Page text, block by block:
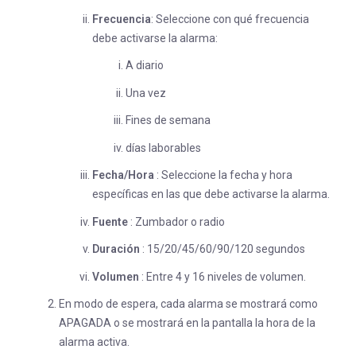
Frecuencia: Seleccione con qué frecuencia
debe activarse la alarma:
A diario
Una vez
Fines de semana
días laborables
Fecha/Hora : Seleccione la fecha y hora
específicas en las que debe activarse la alarma.
Fuente : Zumbador o radio
Duración : 15/20/45/60/90/120 segundos
Volumen : Entre 4 y 16 niveles de volumen.
En modo de espera, cada alarma se mostrará como
APAGADA o se mostrará en la pantalla la hora de la
alarma activa.